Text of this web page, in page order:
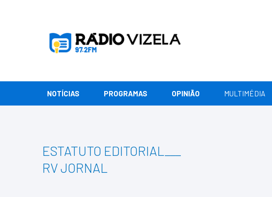
NOTÍCIAS PROGRAMAS OPINIÃO MULTIMÉDIA
ESTATUTO EDITORIAL
RV JORNAL